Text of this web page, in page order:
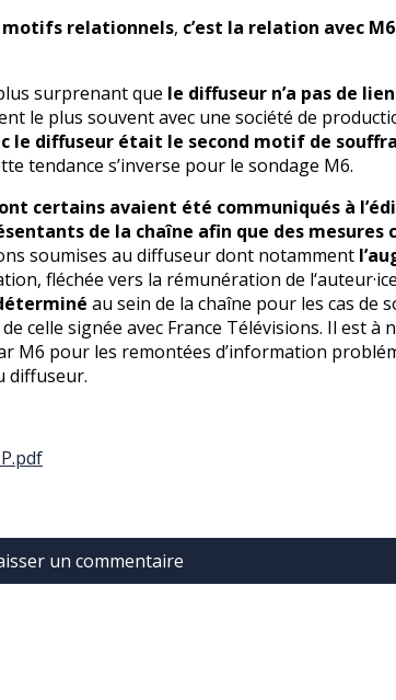
motifs relationnels, c’est la relation avec
surprenant que le diffuseur n’a pas de
le plus souvent avec une société de
le diffuseur était le second motif de
tendance s’inverse pour le sondage M6.
certains avaient été communiqués à
de la chaîne afin que des
soumises au diffuseur dont notamment
fléchée vers la rémunération de
au sein de la chaîne pour les cas de
celle signée avec France Télévisions. Il est
M6 pour les remontées d’information
diffuseur.
un commentaire